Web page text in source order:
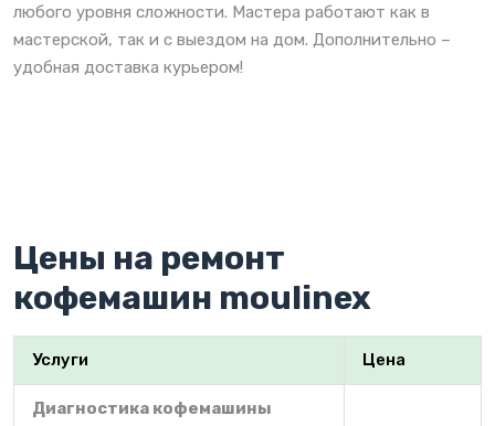
любого уровня сложности. Мастера работают как в
мастерской, так и с выездом на дом. Дополнительно –
удобная доставка курьером!
Цены на ремонт
кофемашин moulinex
Услуги Цена
Диагностика кофемашины